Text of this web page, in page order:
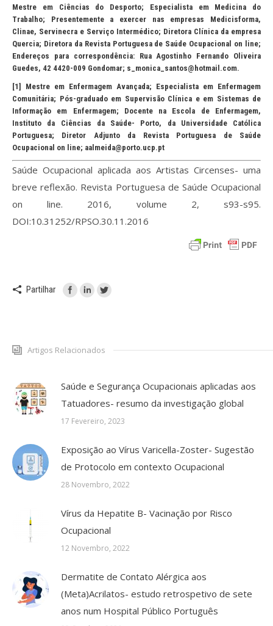
Mestre em Ciências do Desporto; Especialista em Medicina do
Trabalho; Presentemente a exercer nas empresas Medicisforma,
Clinae, Servinecra e Serviço Intermédico; Diretora Clínica da empresa
Quercia; Diretora da Revista Portuguesa de Saúde Ocupacional on line;
Endereços para correspondência: Rua Agostinho Fernando Oliveira
Guedes, 42 4420-009 Gondomar; s_monica_santos@hotmail.com.
[1]
Mestre em Enfermagem Avançada; Especialista em Enfermagem
Comunitária; Pós-graduado em Supervisão Clínica e em Sistemas de
Informação em Enfermagem; Docente na Escola de Enfermagem,
Instituto da Ciências da Saúde- Porto, da Universidade Católica
Portuguesa; Diretor Adjunto da Revista Portuguesa de Saúde
Ocupacional on line; aalmeida@porto.ucp.pt
Saúde Ocupacional aplicada aos Artistas Circenses- uma
breve reflexão. Revista Portuguesa de Saúde Ocupacional
on line. 2016, volume 2, s93-s95.
DOI:10.31252/RPSO.30.11.2016
Partilhar
Artigos Relacionados
Saúde e Segurança Ocupacionais aplicadas aos
Tatuadores- resumo da investigação global
17 Fevereiro, 2023
Exposição ao Vírus Varicella-Zoster- Sugestão
de Protocolo em contexto Ocupacional
28 Novembro, 2022
Vírus da Hepatite B- Vacinação por Risco
Ocupacional
12 Novembro, 2022
Dermatite de Contato Alérgica aos
(Meta)Acrilatos- estudo retrospetivo de sete
anos num Hospital Público Português